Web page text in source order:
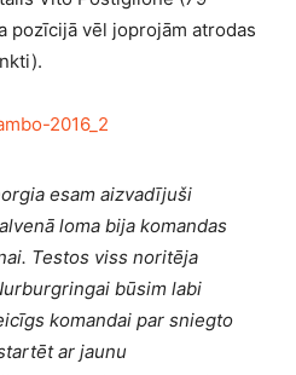
pozīcijā vēl joprojām atrodas
esam aizvadījuši
loma bija komandas
Testos viss noritēja
būsim labi
komandai par sniegto
ar jaunu